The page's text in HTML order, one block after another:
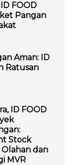
FOOD
Pangan
Aman: ID
Ratusan
ID FOOD
Stock
Olahan dan
MVR